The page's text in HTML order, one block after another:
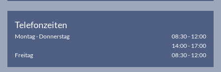
Telefonzeiten
Montag - Donnerstag
08:30 - 12:00
14:00 - 17:00
Freitag
08:30 - 12:00